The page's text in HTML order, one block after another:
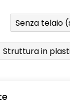
Senza telaio
Struttura in